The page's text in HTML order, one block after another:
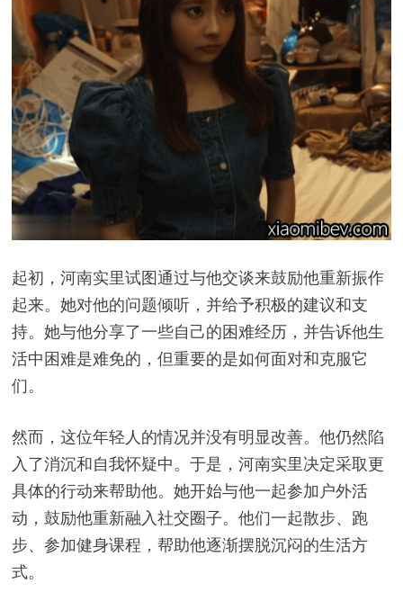
起初，河南实里试图通过与他交谈来鼓励他重新振作
起来。她对他的问题倾听，并给予积极的建议和支
持。她与他分享了一些自己的困难经历，并告诉他生
活中困难是难免的，但重要的是如何面对和克服它
们。
然而，这位年轻人的情况并没有明显改善。他仍然陷
入了消沉和自我怀疑中。于是，河南实里决定采取更
具体的行动来帮助他。她开始与他一起参加户外活
动，鼓励他重新融入社交圈子。他们一起散步、跑
步、参加健身课程，帮助他逐渐摆脱沉闷的生活方
式。